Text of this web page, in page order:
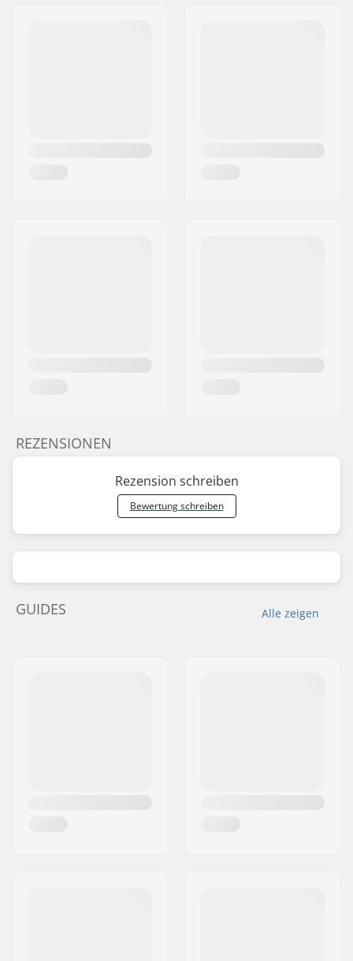
REZENSIONEN
Rezension schreiben
Bewertung schreiben
Alle zeigen
GUIDES